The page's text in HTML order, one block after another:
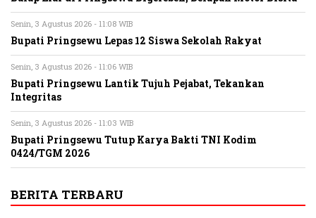
Senin, 3 Agustus 2026 - 11:08 WIB
Bupati Pringsewu Lepas 12 Siswa Sekolah Rakyat
Senin, 3 Agustus 2026 - 11:06 WIB
Bupati Pringsewu Lantik Tujuh Pejabat, Tekankan
Integritas
Senin, 3 Agustus 2026 - 11:03 WIB
Bupati Pringsewu Tutup Karya Bakti TNI Kodim
0424/TGM 2026
BERITA TERBARU